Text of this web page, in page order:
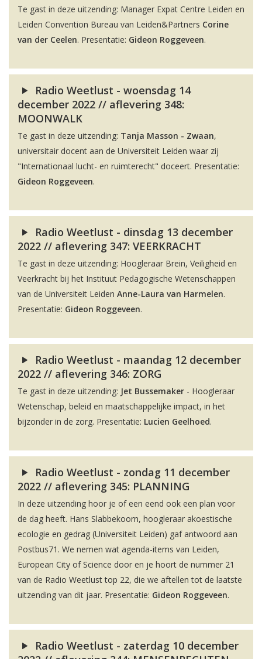
Te gast in deze uitzending: Manager Expat Centre Leiden en
Leiden Convention Bureau van Leiden&Partners Corine
van der Ceelen. Presentatie: Gideon Roggeveen.
Radio Weetlust - woensdag 14
december 2022 // aflevering 348:
MOONWALK
Te gast in deze uitzending: Tanja Masson - Zwaan,
universitair docent aan de Universiteit Leiden waar zij
"Internationaal lucht- en ruimterecht" doceert. Presentatie:
Gideon Roggeveen.
Radio Weetlust - dinsdag 13 december
2022 // aflevering 347: VEERKRACHT
Te gast in deze uitzending: Hoogleraar Brein, Veiligheid en
Veerkracht bij het Instituut Pedagogische Wetenschappen
van de Universiteit Leiden Anne-Laura van Harmelen.
Presentatie: Gideon Roggeveen.
Radio Weetlust - maandag 12 december
2022 // aflevering 346: ZORG
Te gast in deze uitzending: Jet Bussemaker - Hoogleraar
Wetenschap, beleid en maatschappelijke impact, in het
bijzonder in de zorg. Presentatie: Lucien Geelhoed.
Radio Weetlust - zondag 11 december
2022 // aflevering 345: PLANNING
In deze uitzending hoor je of een eend ook een plan voor
de dag heeft. Hans Slabbekoorn, hoogleraar akoestische
ecologie en gedrag (Universiteit Leiden) gaf antwoord aan
Postbus71. We nemen wat agenda-items van Leiden,
European City of Science door en je hoort de nummer 21
van de Radio Weetlust top 22, die we aftellen tot de laatste
uitzending van dit jaar. Presentatie: Gideon Roggeveen.
Radio Weetlust - zaterdag 10 december